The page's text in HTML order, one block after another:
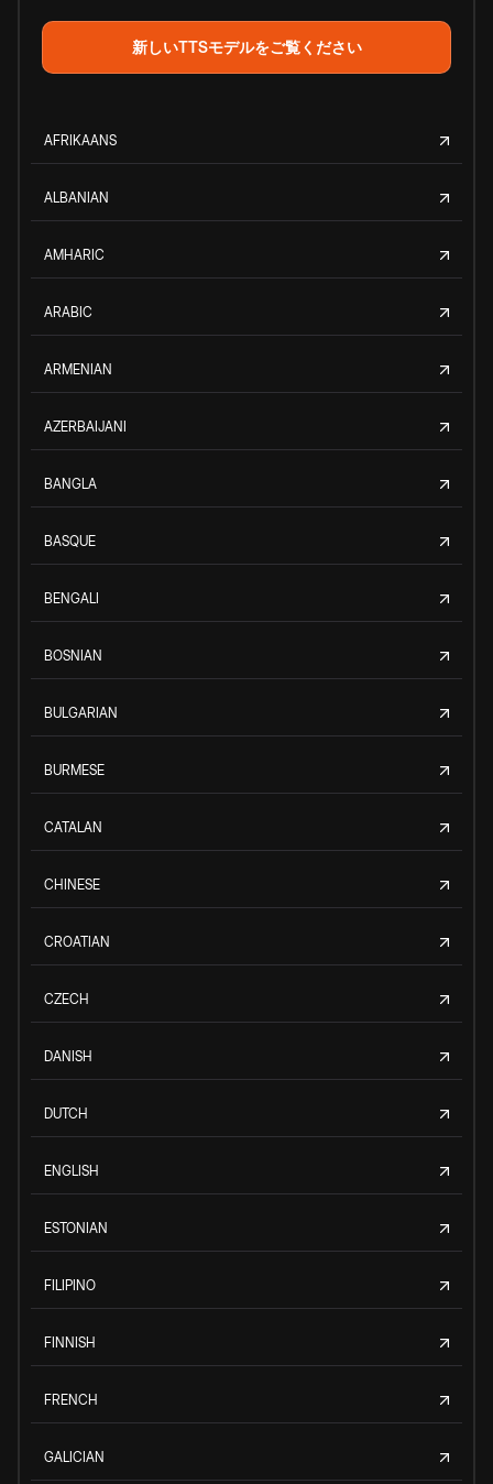
新しいTTSモデルをご覧ください
AFRIKAANS
ALBANIAN
AMHARIC
ARABIC
ARMENIAN
AZERBAIJANI
BANGLA
BASQUE
BENGALI
BOSNIAN
BULGARIAN
BURMESE
CATALAN
CHINESE
CROATIAN
CZECH
DANISH
DUTCH
ENGLISH
ESTONIAN
FILIPINO
FINNISH
FRENCH
GALICIAN